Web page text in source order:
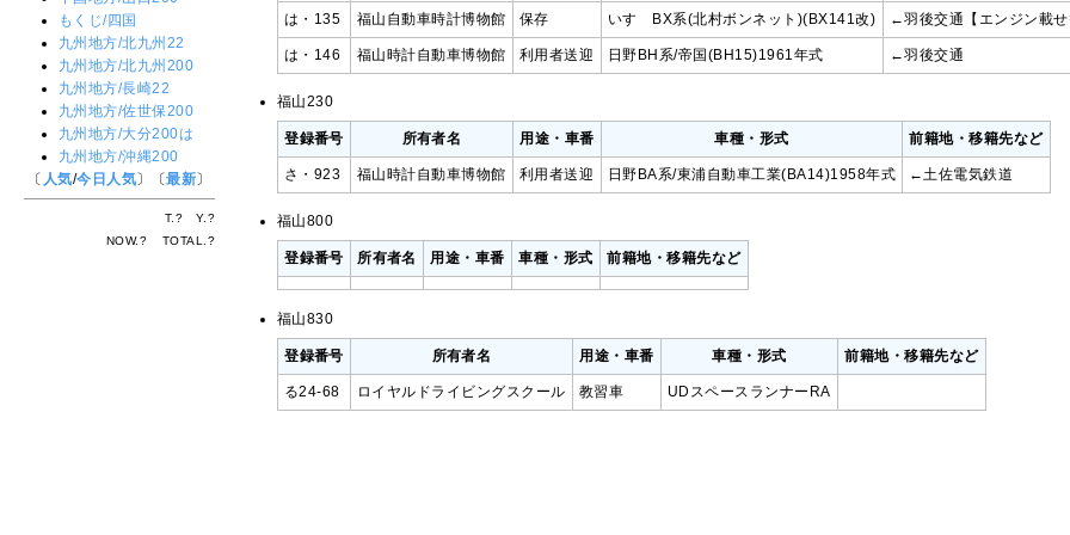
は・135 福山自動車時計博物館 保存 いすゞBX系(北村ボンネット)(BX141改) ←羽後交通【エンジン載
は・146 福山時計自動車博物館 利用者送迎 日野BH系/帝国(BH15)1961年式 ←羽後交通
福山230
登録番号 所有者名 用途・車番 車種・形式 前籍地・移籍先など
さ・923 福山時計自動車博物館 利用者送迎 日野BA系/東浦自動車工業(BA14)1958年式 ←土佐電気鉄道
福山800
登録番号 所有者名 用途・車番 車種・形式 前籍地・移籍先など
福山830
登録番号 所有者名 用途・車番 車種・形式 前籍地・移籍先など
る24-68 ロイヤルドライビングスクール 教習車 UDスペースランナーRA
もくじ/四国
九州地方/北九州22
九州地方/北九州200
九州地方/長崎22
九州地方/佐世保200
九州地方/大分200は
九州地方/沖縄200
〔 人気/今日人気〕〔最新〕
T. ? Y. ?
NOW.? TOTAL. ?